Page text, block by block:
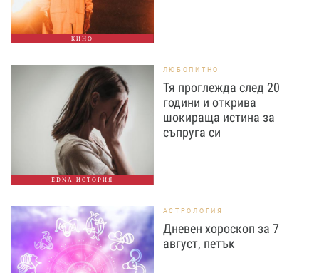
КИНО
EDNA ИСТОРИЯ
ЛЮБОПИТНО
Тя проглежда след 20
години и открива
шокираща истина за
съпруга си
АСТРОЛОГИЯ
Дневен хороскоп за 7
август, петък